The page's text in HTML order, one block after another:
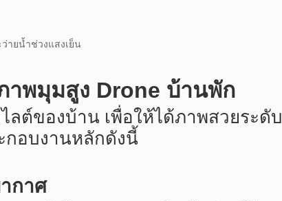
ายน้ำช่วงแสงเย็น
าพมุมสูง Drone บ้านพัก
ลต์ของบ้าน เพื่อให้ได้ภาพสวยระดับ
กอบงานหลักดังนี้
กาศ